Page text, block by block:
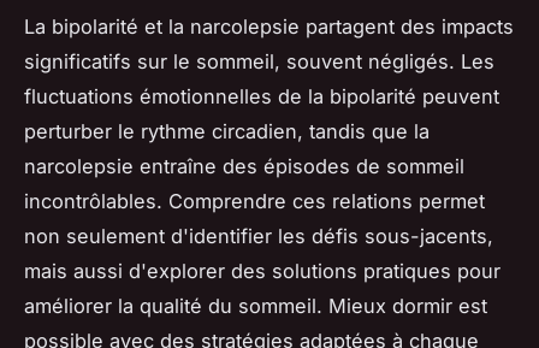
La bipolarité et la narcolepsie partagent des impacts
significatifs sur le sommeil, souvent négligés. Les
fluctuations émotionnelles de la bipolarité peuvent
perturber le rythme circadien, tandis que la
narcolepsie entraîne des épisodes de sommeil
incontrôlables. Comprendre ces relations permet
non seulement d'identifier les défis sous-jacents,
mais aussi d'explorer des solutions pratiques pour
améliorer la qualité du sommeil. Mieux dormir est
possible avec des stratégies adaptées à chaque